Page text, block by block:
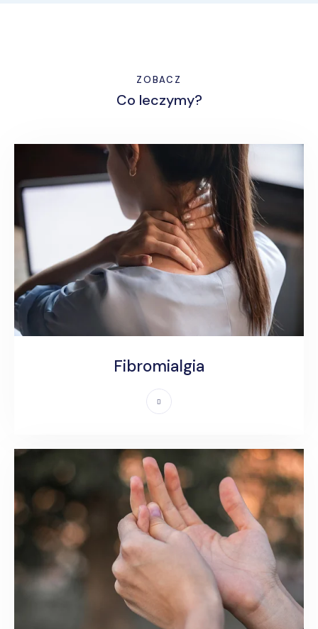
ZOBACZ
Co leczymy?
Fibromialgia